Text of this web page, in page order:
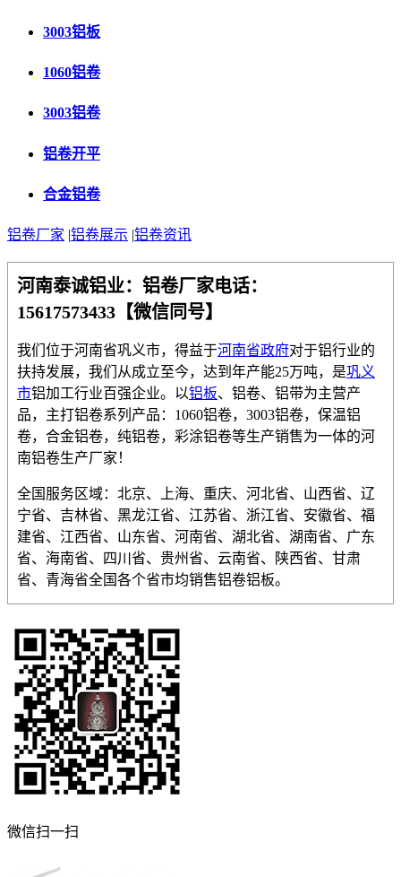
3003铝板
1060铝卷
3003铝卷
铝卷开平
合金铝卷
铝卷厂家 |铝卷展示 |铝卷资讯
河南泰诚铝业：铝卷厂家电话：
15617573433【微信同号】
我们位于河南省巩义市，得益于河南省政府对于铝行业的
扶持发展，我们从成立至今，达到年产能25万吨，是巩义
市铝加工行业百强企业。以铝板、铝卷、铝带为主营产
品，主打铝卷系列产品：1060铝卷，3003铝卷，保温铝
卷，合金铝卷，纯铝卷，彩涂铝卷等生产销售为一体的河
南铝卷生产厂家！
全国服务区域：北京、上海、重庆、河北省、山西省、辽
宁省、吉林省、黑龙江省、江苏省、浙江省、安徽省、福
建省、江西省、山东省、河南省、湖北省、湖南省、广东
省、海南省、四川省、贵州省、云南省、陕西省、甘肃
省、青海省全国各个省市均销售铝卷铝板。
微信扫一扫